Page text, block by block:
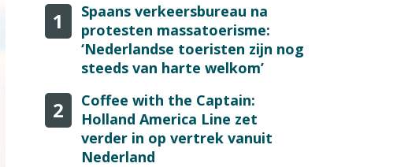
1
Spaans verkeersbureau na
protesten massatoerisme:
‘Nederlandse toeristen zijn nog
steeds van harte welkom’
2
Coffee with the Captain:
Holland America Line zet
verder in op vertrek vanuit
Nederland